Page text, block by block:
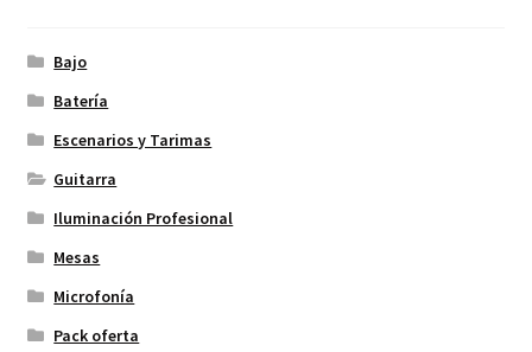
Bajo
Batería
Escenarios y Tarimas
Guitarra
Iluminación Profesional
Mesas
Microfonía
Pack oferta